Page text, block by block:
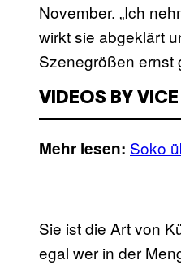
November. „Ich
wirkt sie abgeklärt
Szenegrößen ernst
VIDEOS BY VICE
Mehr lesen: Soko
Sie ist die Art von
egal wer in der